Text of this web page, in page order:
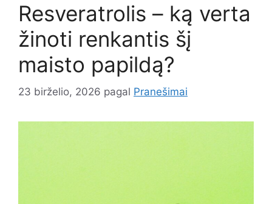
Resveratrolis – ką verta
žinoti renkantis šį
maisto papildą?
23 birželio, 2026 pagal Pranešimai